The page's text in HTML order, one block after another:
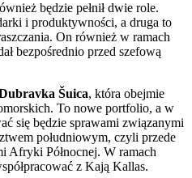
będzie pełnił dwie role.
i produktywności, a druga to
On również w ramach
bezpośrednio przed szefową
Šuica, która obejmie
To nowe portfolio, a w
się będzie sprawami związanymi
południowym, czyli przede
Afryki Północnej. W ramach
z Kają Kallas.